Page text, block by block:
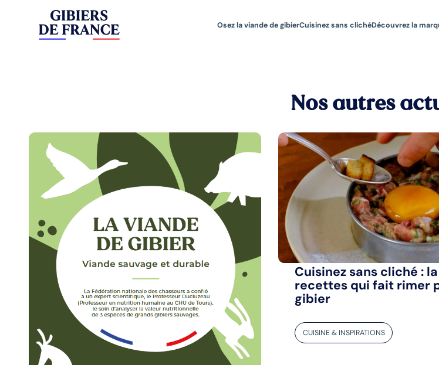
Osez la viande de gibierCuisinez sans clichéDécouvrez la
Nos autres
Cuisinez sans cliché :
recettes qui fait rimer
gibier
CUISINE & INSPIRATIONS